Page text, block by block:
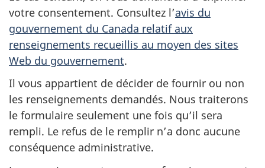
votre consentement. Consultez l’avis du
gouvernement du Canada relatif aux
renseignements recueillis au moyen des sites
Web du gouvernement.
Il vous appartient de décider de fournir ou non
les renseignements demandés. Nous traiterons
le formulaire seulement une fois qu’il sera
rempli. Le refus de le remplir n’a donc aucune
conséquence administrative.